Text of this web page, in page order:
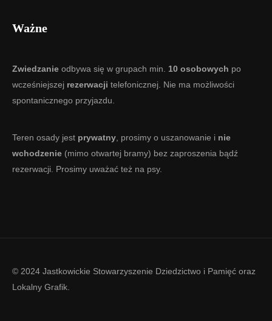
Ważne
Zwiedzanie odbywa się w grupach min. 10 osobowych po
wcześniejszej rezerwacji telefonicznej. Nie ma możliwości
spontanicznego przyjazdu.
Teren osady jest prywatny , prosimy o uszanowanie i nie
wchodzenie (mimo otwartej bramy) bez zaproszenia bądź
rezerwacji. Prosimy uważać też na psy.
© 2024 Jastkowickie Stowarzyszenie Dziedzictwo i Pamięć oraz
Lokalny Grafik